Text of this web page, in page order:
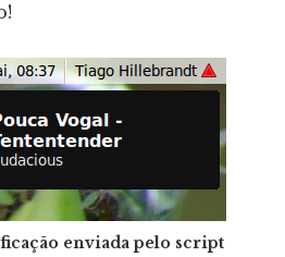
enviada pelo script